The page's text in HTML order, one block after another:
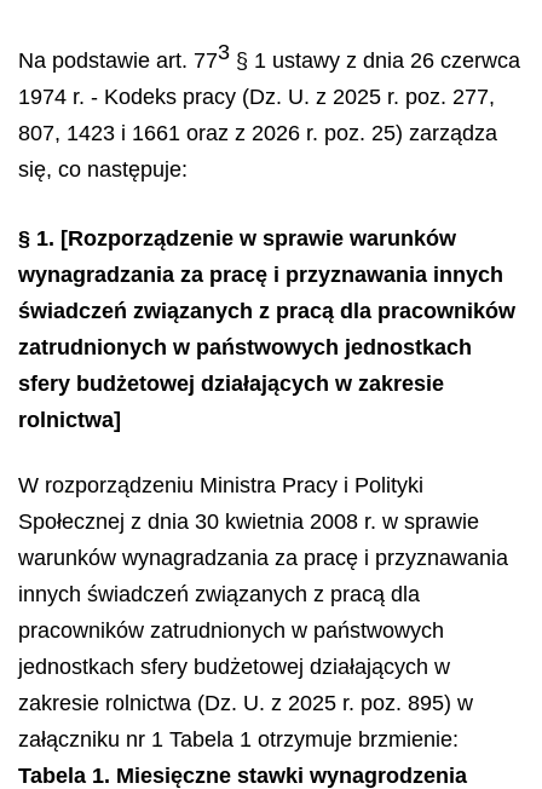
Na podstawie art. 773 § 1 ustawy z dnia 26 czerwca
1974 r. - Kodeks pracy (Dz. U. z 2025 r. poz. 277,
807, 1423 i 1661 oraz z 2026 r. poz. 25) zarządza
się, co następuje:
§ 1. [Rozporządzenie w sprawie warunków
wynagradzania za pracę i przyznawania innych
świadczeń związanych z pracą dla pracowników
zatrudnionych w państwowych jednostkach
sfery budżetowej działających w zakresie
rolnictwa]
W rozporządzeniu Ministra Pracy i Polityki
Społecznej z dnia 30 kwietnia 2008 r. w sprawie
warunków wynagradzania za pracę i przyznawania
innych świadczeń związanych z pracą dla
pracowników zatrudnionych w państwowych
jednostkach sfery budżetowej działających w
zakresie rolnictwa (Dz. U. z 2025 r. poz. 895) w
załączniku nr 1 Tabela 1 otrzymuje brzmienie:
Tabela 1. Miesięczne stawki wynagrodzenia